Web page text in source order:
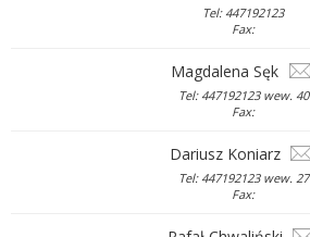
Tel: 447192123
Fax:
Magdalena Sęk
Tel: 447192123 wew. 40
Fax:
Dariusz Koniarz
Tel: 447192123 wew. 27
Fax: